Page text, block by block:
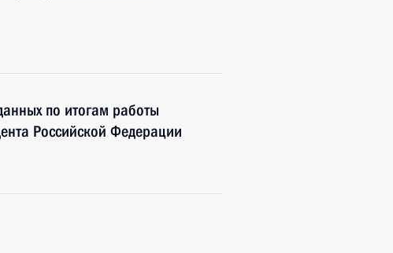
по итогам работы
Российской Федерации